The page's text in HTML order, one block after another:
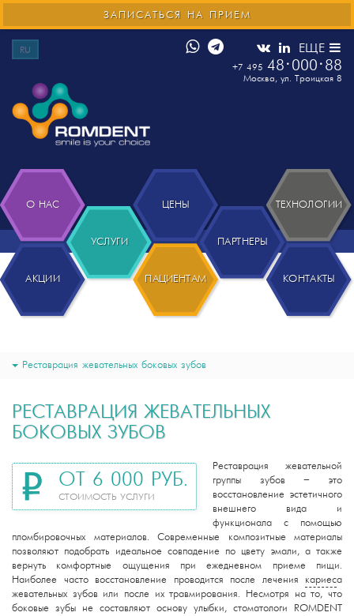
RU ЕЩЕ
+7 495 48 000 88
Москва, ул. Троицкая 8
ЗАПИСАТЬСЯ НА ПРИЕМ
О НАС
АКЦИИ
УСЛУГИ
ПАЦИЕНТАМ
ЦЕНЫ ТЕХНОЛОГИИ
ПАРТНЕРЫ
КОНТАКТЫ
Реставрация жевательных боковых зубов
РЕСТАВРАЦИЯ ЖЕВАТЕЛЬНЫХ
БОКОВЫХ ЗУБОВ
ОТ 6 000 РУБ.
СТОИМОСТЬ УСЛУГИ
Реставрация жевательной
группы зубов – это
восстановление эстетичного
внешнего вида и
функционала с помощью
пломбировочных материалов. Современные композитные материалы
позволяют подобрать идеальное совпадение по цвету эмали, а также
вернуть комфортные ощущения при ежедневном приеме пищи.
Наиболее часто восстановление проводится после лечения кариеса
жевательных зубов или после их травмирования. Несмотря на то, что
боковые зубы не составляют основу улыбки, стоматологи ROMDENT